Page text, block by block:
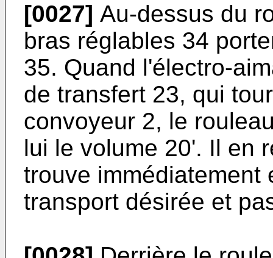
[0027] Au-dessus du
bras réglables 34
35. Quand l'électro-
de transfert 23, qui
convoyeur 2, le
lui le volume 20'. Il en
trouve
transport désirée et